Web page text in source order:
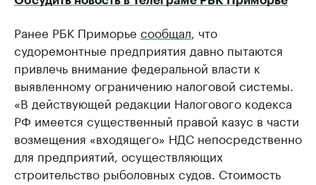
Ранее РБК Приморье сообщал , что
судоремонтные предприятия давно пытаются
привлечь внимание федеральной власти к
выявленному ограничению налоговой системы.
«В действующей редакции Налогового кодекса
РФ имеется существенный правой казус в части
возмещения «входящего» НДС непосредственно
для предприятий, осуществляющих
строительство рыболовных судов. Стоимость